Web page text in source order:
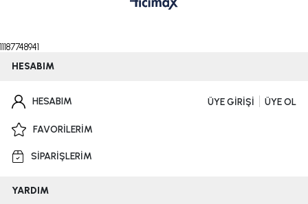
11187748941
HESABIM
HESABIM ÜYE GİRİŞİ ÜYE OL
FAVORİLERİM
SİPARİŞLERİM
YARDIM